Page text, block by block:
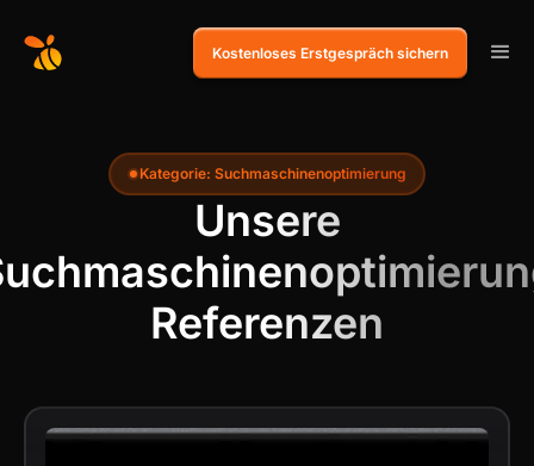
Kostenloses Erstgespräch sichern
Kategorie: Suchmaschinenoptimierung
Unsere
Referenzen